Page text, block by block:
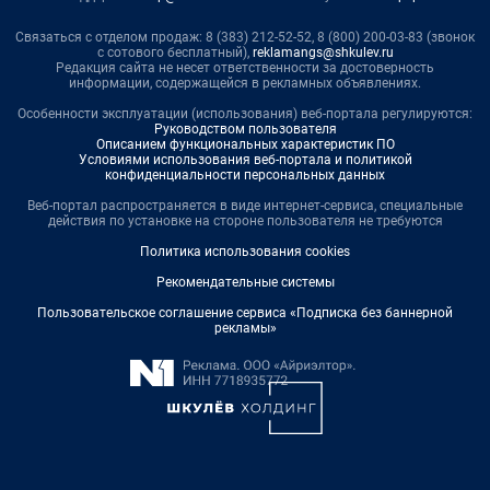
Связаться с отделом продаж: 8 (383) 212-52-52, 8 (800) 200-03-83 (звонок
с сотового бесплатный), reklamangs@shkulev.ru
Редакция сайта не несет ответственности за достоверность
информации, содержащейся в рекламных объявлениях.
Особенности эксплуатации (использования) веб-портала регулируются:
Руководством пользователя
Описанием функциональных характеристик ПО
Условиями использования веб-портала и политикой
конфиденциальности персональных данных
Веб-портал распространяется в виде интернет-сервиса, специальные
действия по установке на стороне пользователя не требуются
Политика использования cookies
Рекомендательные системы
Пользовательское соглашение сервиса «Подписка без баннерной
рекламы»